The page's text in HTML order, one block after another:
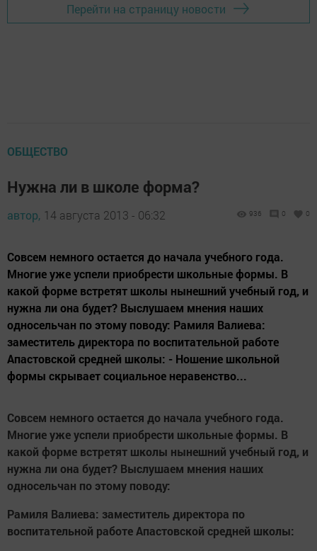
Перейти на страницу новости
ОБЩЕСТВО
Нужна ли в школе форма?
автор, 14 августа 2013 - 06:32 936 0 0
Совсем немного остается до начала учебного года.
Многие уже успели приобрести школьные формы. В
какой форме встретят школы нынешний учебный год, и
нужна ли она будет? Выслушаем мнения наших
односельчан по этому поводу: Рамиля Валиева:
заместитель директора по воспитательной работе
Апастовской средней школы: - Ношение школьной
формы скрывает социальное неравенство...
Совсем немного остается до начала учебного года.
Многие уже успели приобрести школьные формы. В
какой форме встретят школы нынешний учебный год, и
нужна ли она будет? Выслушаем мнения наших
односельчан по этому поводу:
Рамиля Валиева: заместитель директора по
воспитательной работе Апастовской средней школы: